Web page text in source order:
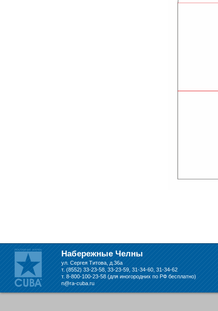
Набережные Челны
ул. Сергея Титова, д.36а
т. (8552) 33-23-58, 33-23-59, 31-34-60, 31-34-62
т. 8-800-100-23-58 (для иногородних по РФ бесплатно)
n@ra-cuba.ru